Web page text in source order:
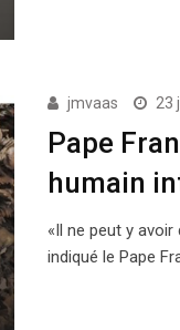
jmvaas 23
Pape
humain
«Il ne peut y
indiqué le Pape